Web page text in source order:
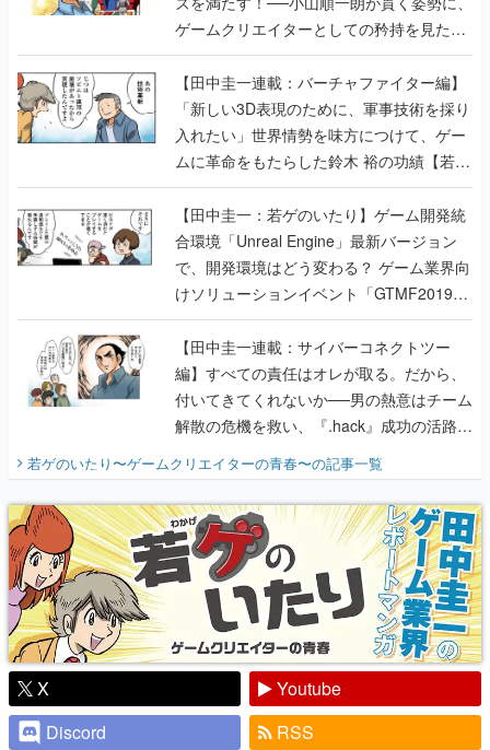
ゲームクリエイターとしての矜持を見た
【若ゲのいたり最終回】
【田中圭一連載：バーチャファイター編】
「新しい3D表現のために、軍事技術を採り
入れたい」世界情勢を味方につけて、ゲー
ムに革命をもたらした鈴木 裕の功績【若ゲ
のいたり】
【田中圭一：若ゲのいたり】ゲーム開発統
合環境「Unreal Engine」最新バージョン
で、開発環境はどう変わる？ ゲーム業界向
けソリューションイベント「GTMF2019」
に行って、より理解を深めよう【PR】
【田中圭一連載：サイバーコネクトツー
編】すべての責任はオレが取る。だから、
付いてきてくれないか──男の熱意はチーム
解散の危機を救い、『.hack』成功の活路を
開く。業界の快男児・松山 洋に流れる血は
『少年ジャンプ』色だった【若ゲのいた
り】
若ゲのいたり〜ゲームクリエイターの青春〜の記事一覧
X
Youtube
Discord
RSS